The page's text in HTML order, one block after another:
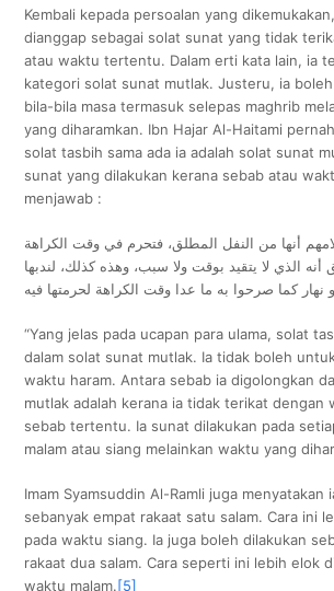
Kembali kepada persoalan yang
dianggap sebagai solat sunat yang tidak
atau waktu tertentu. Dalam erti kata lain, ia
kategori solat sunat mutlak. Justeru, ia
bila-bila masa termasuk selepas maghrib
yang diharamkan. Ibn Hajar Al-Haitami
solat tasbih sama ada ia adalah solat sunat
sunat yang dilakukan kerana sebab atau
menjawab :
‌أنها ‌من ‌النفل ‌المطلق، فتحرم في وقت الكراهة
الذي لا يتقيد بوقت ولا سبب، وهذه كذلك، لندبها
“Yang jelas pada ucapan para ulama, solat
dalam solat sunat mutlak. Ia tidak boleh
waktu haram. Antara sebab ia digolongkan
mutlak adalah kerana ia tidak terikat dengan
sebab tertentu. Ia sunat dilakukan pada
malam atau siang melainkan waktu yang
Imam Syamsuddin Al-Ramli juga menyatakan
sebanyak empat rakaat satu salam. Cara ini
pada waktu siang. Ia juga boleh dilakukan
rakaat dua salam. Cara seperti ini lebih elok
waktu malam.[5]